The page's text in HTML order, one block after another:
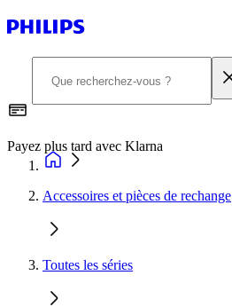
Payez plus tard avec Klarna
Accessoires et pièces de rechange
Toutes les séries